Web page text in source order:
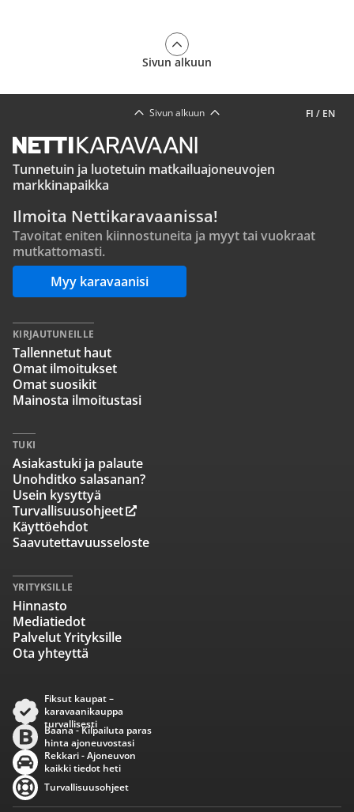
Sivun alkuun
FI / EN
Sivun alkuun
Tunnetuin ja luotetuin matkailuajoneuvojen
markkinapaikka
Ilmoita Nettikaravaanissa!
Tavoitat eniten kiinnostuneita ja myyt tai vuokraat
mutkattomasti.
Myy karavaanisi
KIRJAUTUNEILLE
Tallennetut haut
Omat ilmoitukset
Omat suosikit
Mainosta ilmoitustasi
TUKI
Asiakastuki ja palaute
Unohditko salasanan?
Usein kysyttyä
Turvallisuusohjeet
Käyttöehdot
Saavutettavuusseloste
YRITYKSILLE
Hinnasto
Mediatiedot
Palvelut Yrityksille
Ota yhteyttä
Fiksut kaupat –
karavaanikauppa
turvallisesti
Baana - Kilpailuta paras
hinta ajoneuvostasi
Rekkari - Ajoneuvon
kaikki tiedot heti
Turvallisuusohjeet